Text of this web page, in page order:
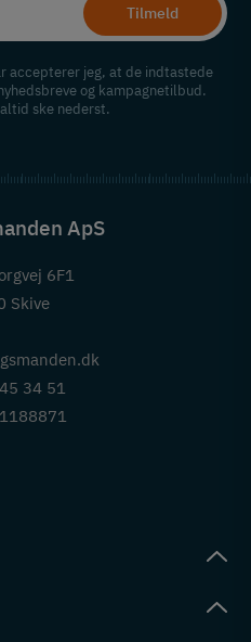
Tilmeld
accepterer jeg, at de indtastede
og kampagnetilbud.
ske nederst.
ApS
6F1
Skive
34 51